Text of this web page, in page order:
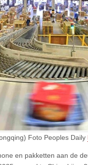
Foto Peoples Daily
en pakketten aan de